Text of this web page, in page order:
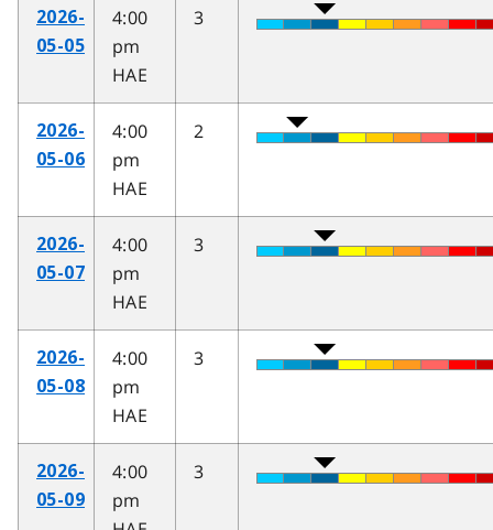
2026-
05-05
4:00
pm
HAE
3
2026-
05-06
4:00
pm
HAE
2
2026-
05-07
4:00
pm
HAE
3
2026-
05-08
4:00
pm
HAE
3
2026-
05-09
4:00
pm
3